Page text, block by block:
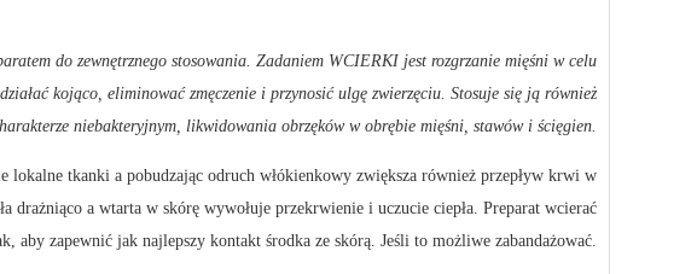
do zewnętrznego stosowania. Zadaniem WCIERKI jest rozgrzanie mięśni w celu
kojąco, eliminować zmęczenie i przynosić ulgę zwierzęciu. Stosuje się ją również
niebakteryjnym, likwidowania obrzęków w obrębie mięśni, stawów i ścięgien.
tkanki a pobudzając odruch włókienkowy zwiększa również przepływ krwi w
drażniąco a wtarta w skórę wywołuje przekrwienie i uczucie ciepła. Preparat wcierać
aby zapewnić jak najlepszy kontakt środka ze skórą. Jeśli to możliwe zabandażować.